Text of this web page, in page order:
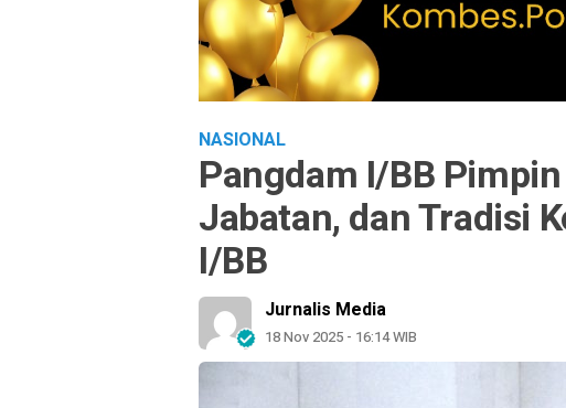
NASIONAL
Pangdam I/BB
Jabatan, dan Tradisi
I/BB
Jurnalis Media
18 Nov 2025 - 16:14 WIB